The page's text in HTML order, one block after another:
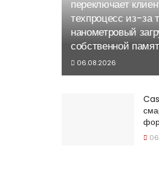
переключает
техпроцесс из-за
нанометровый
собственной
06.08.2026